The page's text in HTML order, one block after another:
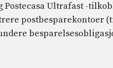
Ultrafast -
postbesparekontoer